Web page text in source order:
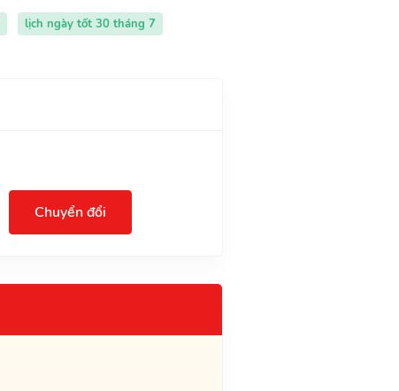
lịch ngày tốt 30 tháng 7
Chuyển đổi